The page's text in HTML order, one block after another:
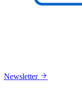
Newsletter